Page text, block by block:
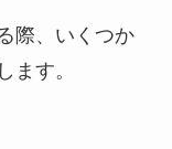
際、いくつか
ます。